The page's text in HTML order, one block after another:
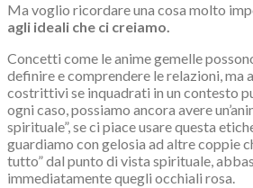
Ma voglio ricordare una cosa molto
agli ideali che ci creiamo.
Concetti come le anime gemelle
definire e comprendere le relazioni, ma
costrittivi se inquadrati in un contesto
ogni caso, possiamo ancora avere
spirituale”, se ci piace usare questa
guardiamo con gelosia ad altre coppie
tutto” dal punto di vista spirituale,
immediatamente quegli occhiali rosa.